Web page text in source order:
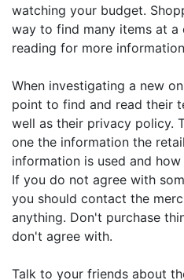
watching your budget.
way to find many items at a
reading for more
When investigating a new
point to find and read their
well as their privacy policy.
one the information the
information is used and
If you do not agree with
you should contact the
anything. Don't purchase
don't agree with.
Talk to your friends about